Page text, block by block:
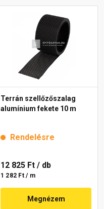
Terrán szellőzőszalag
alumínium fekete 10 m
Rendelésre
12 825 Ft / db
1 282 Ft / m
Megnézem